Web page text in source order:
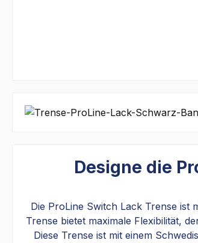
Designe die
Die ProLine Switch Lack Trense ist
Trense bietet maximale Flexibilität,
Diese Trense ist mit einem